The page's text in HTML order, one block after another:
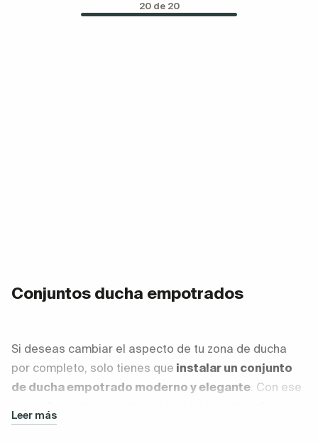
20 de 20
Conjuntos ducha empotrados
Si deseas cambiar el aspecto de tu zona de ducha
por completo, solo tienes que instalar un conjunto
de ducha empotrado moderno y elegante . Con ese
por completo.
Leer más